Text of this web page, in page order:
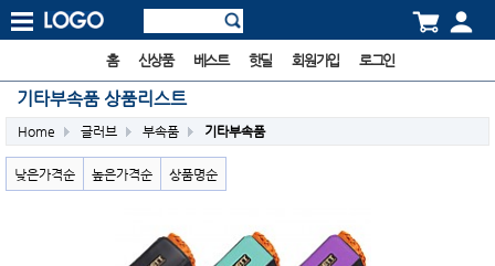
홈 신상품 베스트 핫딜 회원가입 로그인
기타부속품 상품리스트
Home 글러브 부속품 기타부속품
낮은가격순 높은가격순 상품명순